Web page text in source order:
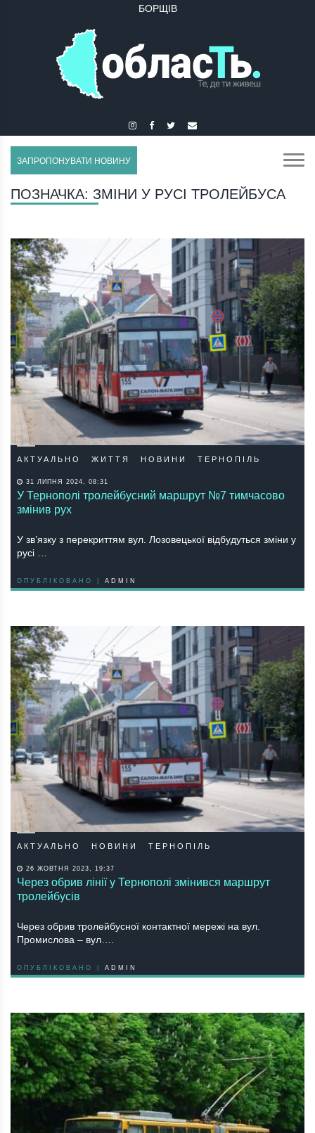
ЗАПРОПОНУВАТИ НОВИНУ
ПОЗНАЧКА: ЗМІНИ У РУСІ ТРОЛЕЙБУСА
АКТУАЛЬНО ЖИТТЯ НОВИНИ ТЕРНОПІЛЬ
31 ЛИПНЯ 2024, 08:31
У Тернополі тролейбусний маршрут №7 тимчасово
змінив рух
У зв’язку з перекриттям вул. Лозовецької відбудуться зміни у
русі …
ОПУБЛІКОВАНО | ADMIN
АКТУАЛЬНО НОВИНИ ТЕРНОПІЛЬ
26 ЖОВТНЯ 2023, 19:37
Через обрив лінії у Тернополі змінився маршрут
тролейбусів
Через обрив тролейбусної контактної мережі на вул.
Промислова – вул….
ОПУБЛІКОВАНО | ADMIN